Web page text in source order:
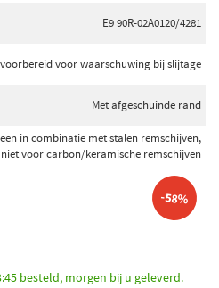
E9 90R-02A0120/4281
voor waarschuwing bij slijtage
Met afgeschuinde rand
in combinatie met stalen remschijven,
niet voor carbon/keramische remschijven
-58%
besteld, morgen bij u geleverd.